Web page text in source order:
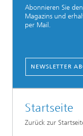
Abonnieren Sie
Magazins und
per Mail.
NEWSLETTER
Startseite
Zurück zur